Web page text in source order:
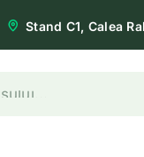
Stand C1, Calea